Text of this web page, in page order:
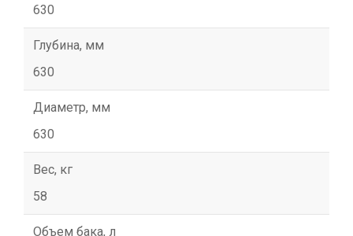
630
Глубина, мм
630
Диаметр, мм
630
Вес, кг
58
Объем бака, л